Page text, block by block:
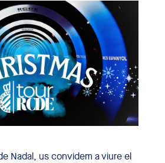
Nadal, us convidem a viure el